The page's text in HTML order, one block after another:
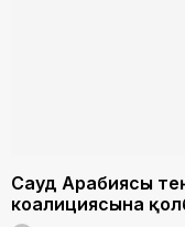
Сауд Арабиясы
коалициясына